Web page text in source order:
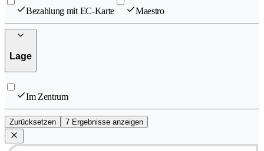
Bezahlung mit EC-Karte Maestro
Lage
Im Zentrum
Zurücksetzen 7 Ergebnisse anzeigen